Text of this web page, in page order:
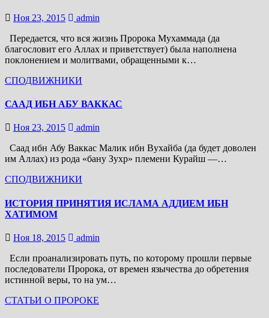
Ноя 23, 2015
admin
Передается, что вся жизнь Пророка Мухаммада (да
благословит его Аллах и приветствует) была наполнена
поклонением и молитвами, обращенными к…
СПОДВИЖНИКИ
СААД ИБН АБУ ВАККАС
Ноя 23, 2015
admin
Саад ибн Абу Ваккас Малик ибн Вухайба (да будет доволен
им Аллах) из рода «бану Зухр» племени Курайш —…
СПОДВИЖНИКИ
ИСТОРИЯ ПРИНЯТИЯ ИСЛАМА АДДИЕМ ИБН
ХАТИМОМ
Ноя 18, 2015
admin
Если проанализировать путь, по которому прошли первые
последователи Пророка, от времен язычества до обретения
истинной веры, то на ум…
СТАТЬИ О ПРОРОКЕ